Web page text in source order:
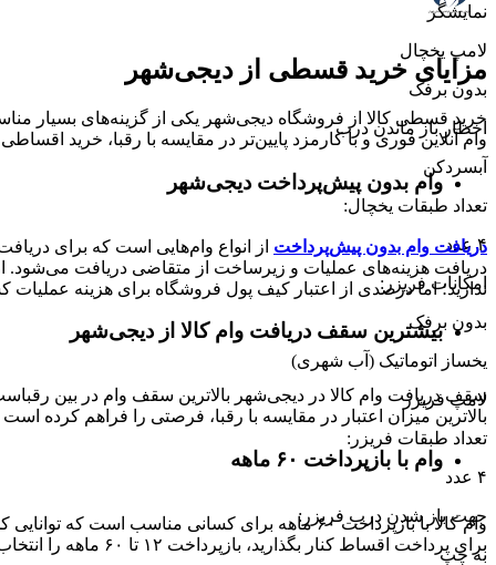
نمایشگر
لامپ یخچال
بدون برفک
اخطار باز ماندن درب
آبسردکن
تعداد طبقات یخچال:
۴ عدد
امکانات فریزر :
بدون برفک
یخساز اتوماتیک (آب شهری)
لامپ فریزر
تعداد طبقات فریزر :
۴ عدد
جهت باز شدن درب فریزر :
به چپ
مزایای خرید قسطی از دیجی‌شهر
خرید قسطی کالا از فروشگاه دیجی‌شهر یکی از گزینه‌های بسیار
وام آنلاین فوری و با کارمزد پایین‌تر در مقایسه با رقبا، خرید
وام بدون پیش‌پرداخت‌ دیجی‌شهر
دریافت وام بدون پیش‌پرداخت از انواع وام‌هایی است که برای
دریافت هزینه‌های عملیات و زیرساخت از متقاضی دریافت می‌شود.
ندارید؛ اما درصدی از اعتبار کیف پول فروشگاه برای هزینه
بیشترین سقف دریافت وام کالا از دیجی‌شهر
بالاترین میزان اعتبار در مقایسه با رقبا، فرصتی را فراهم کرده است تا بتوانید متناسب با رتبه اعتباری خود
وام با بازپرداخت ۶۰ ماهه
وام کالا با بازپرداخت ۶۰ ماهه برای کسانی
برای پرداخت اقساط کنار بگذارید، بازپرداخت ۱۲ تا ۶۰ ماهه را انتخاب کنید و خرید اقساطی خود را انجام دهید.